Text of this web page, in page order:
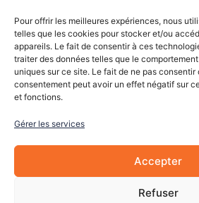
Pour offrir les meilleures expériences, nous
telles que les cookies pour stocker et/ou
appareils. Le fait de consentir à ces
traiter des données telles que le
uniques sur ce site. Le fait de ne pas consentir
consentement peut avoir un effet négatif sur
et fonctions.
Gérer les services
Accepter
Refuser
Mon compte
Mes commandes
Mes adresses
Mon panier
Informations
À Propos de nous
Blog
Mentions légales